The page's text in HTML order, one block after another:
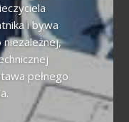
i bywa
niezależnej,
pełnego